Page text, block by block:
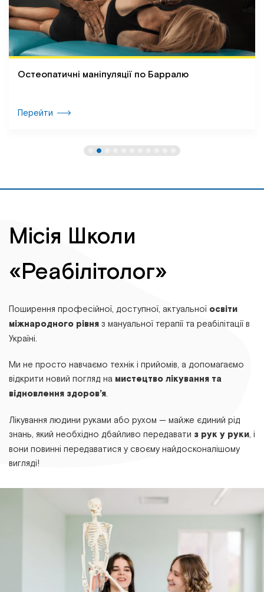
Остеопатичні маніпуляції по Барралю
Перейти
Місія Школи
«Реабілітолог»
Поширення професійної, доступної, актуальної освіти
міжнародного рівня з мануальної терапії та реабілітації в
Україні.
Ми не просто навчаємо технік і прийомів, а допомагаємо
відкрити новий погляд на мистецтво лікування та
відновлення здоров’я.
Лікування людини руками або рухом — майже єдиний рід
знань, який необхідно дбайливо передавати з рук у руки, і
вони повинні передаватися у своєму найдосконалішому
вигляді!